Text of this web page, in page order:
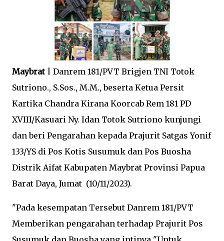
Maybrat| Danrem 181/PVT Brigjen TNI Totok
Sutriono., S.Sos., M.M., beserta Ketua Persit
Kartika Chandra Kirana Koorcab Rem 181 PD
XVIII/Kasuari Ny. Idan Totok Sutriono kunjungi
dan beri Pengarahan kepada Prajurit Satgas Yonif
133/YS di Pos Kotis Susumuk dan Pos Buosha
Distrik Aifat Kabupaten Maybrat Provinsi Papua
Barat Daya, Jumat (10/11/2023).
"Pada kesempatan Tersebut Danrem 181/PVT
Memberikan pengarahan terhadap Prajurit Pos